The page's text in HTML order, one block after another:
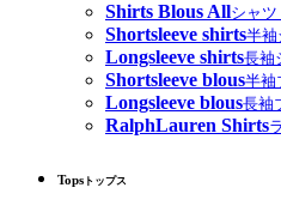
Shirts Blous Allシャ
Shortsleeve shirts半袖
Longsleeve shirts長袖
Shortsleeve blous半袖
Longsleeve blous長袖
RalphLauren Shirts
Tops トップス